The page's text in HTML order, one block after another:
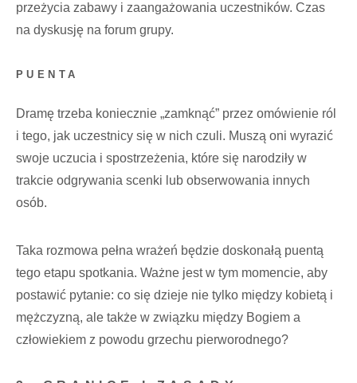
przeżycia zabawy i zaangażowania uczestników. Czas
na dyskusję na forum grupy.
PUENTA
Dramę trzeba koniecznie „zamknąć” przez omówienie ról
i tego, jak uczestnicy się w nich czuli. Muszą oni wyrazić
swoje uczucia i spostrzeżenia, które się narodziły w
trakcie odgrywania scenki lub obserwowania innych
osób.
Taka rozmowa pełna wrażeń będzie doskonałą puentą
tego etapu spotkania. Ważne jest w tym momencie, aby
postawić pytanie: co się dzieje nie tylko między kobietą i
mężczyzną, ale także w związku między Bogiem a
człowiekiem z powodu grzechu pierworodnego?